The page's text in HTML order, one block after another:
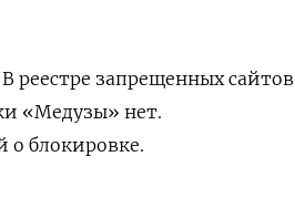
В реестре запрещенных сайтов
«Медузы» нет.
о блокировке.